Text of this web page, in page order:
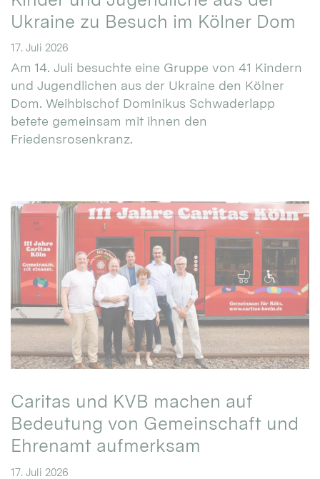
Ukraine zu Besuch im Kölner Dom
17. Juli 2026
Am 14. Juli besuchte eine Gruppe von 41 Kindern
und Jugendlichen aus der Ukraine den Kölner
Dom. Weihbischof Dominikus Schwaderlapp
betete gemeinsam mit ihnen den
Friedensrosenkranz.
Caritas und KVB machen auf
Bedeutung von Gemeinschaft und
Ehrenamt aufmerksam
17. Juli 2026